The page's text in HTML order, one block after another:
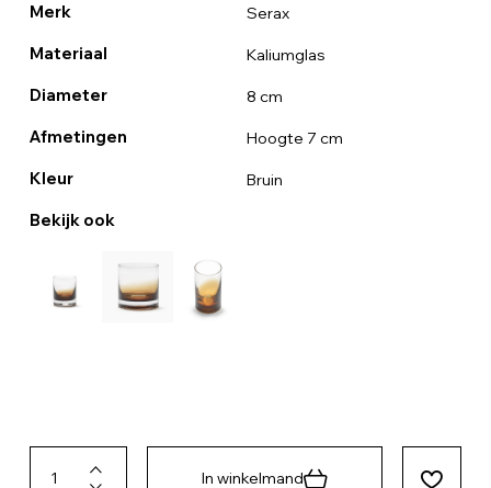
Merk Serax
Materiaal Kaliumglas
Diameter 8 cm
Afmetingen Hoogte 7 cm
Kleur Bruin
Bekijk ook
In winkelmand